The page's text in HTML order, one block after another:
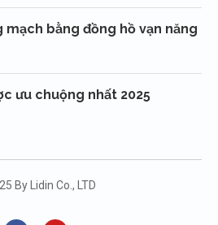
bằng đồng hồ vạn năng
ưu chuộng nhất 2025
By Lidin Co., LTD